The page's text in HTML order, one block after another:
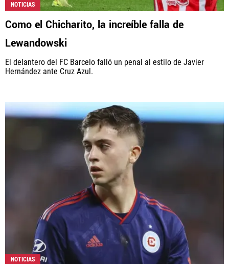
NOTICIAS
Como el Chicharito, la increíble falla de
Lewandowski
El delantero del FC Barcelo falló un penal al estilo de Javier
Hernández ante Cruz Azul.
NOTICIAS